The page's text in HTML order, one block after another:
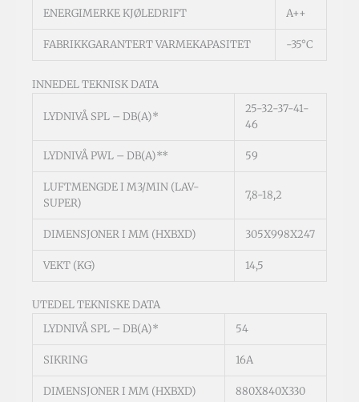
ENERGIMERKE KJØLEDRIFT A++
FABRIKKGARANTERT VARMEKAPASITET -35°C
INNEDEL TEKNISK DATA
LYDNIVÅ SPL – DB(A)*
25-32-37-41-
46
LYDNIVÅ PWL – DB(A)** 59
LUFTMENGDE I M3/MIN (LAV-
SUPER)
7,8-18,2
DIMENSJONER I MM (HXBXD) 305X998X247
VEKT (KG) 14,5
UTEDEL TEKNISKE DATA
LYDNIVÅ SPL – DB(A)*
54
SIKRING 16A
DIMENSJONER I MM (HXBXD) 880X840X330